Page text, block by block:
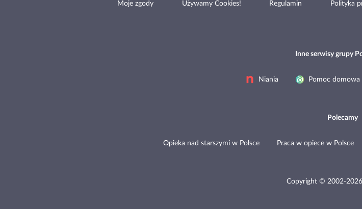
Moje zgody Używamy Cookies! Regulamin Polityka
Inne serwisy grupy
Niania Pomoc domowa
Polecamy
Opieka nad starszymi w Polsce Praca w opiece w Polsce
Copyright © 2002-2026